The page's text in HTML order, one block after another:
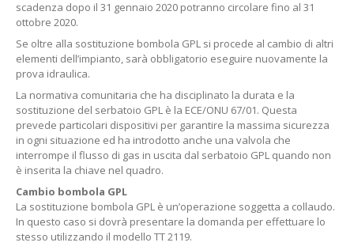
scadenza dopo il 31 gennaio 2020 potranno circolare fino al 31
ottobre 2020.
Se oltre alla sostituzione bombola GPL si procede al cambio di altri
elementi dell’impianto, sarà obbligatorio eseguire nuovamente la
prova idraulica.
La normativa comunitaria che ha disciplinato la durata e la
sostituzione del serbatoio GPL è la ECE/ONU 67/01. Questa
prevede particolari dispositivi per garantire la massima sicurezza
in ogni situazione ed ha introdotto anche una valvola che
interrompe il flusso di gas in uscita dal serbatoio GPL quando non
è inserita la chiave nel quadro.
Cambio bombola GPL
La sostituzione bombola GPL è un’operazione soggetta a collaudo.
In questo caso si dovrà presentare la domanda per effettuare lo
stesso utilizzando il modello TT 2119.